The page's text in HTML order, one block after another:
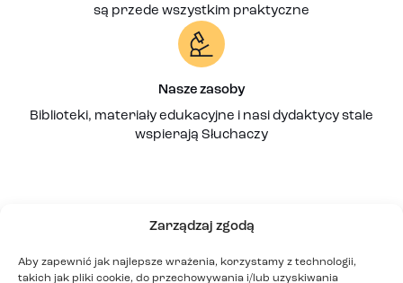
Zarządzaj zgodą
Aby zapewnić jak najlepsze wrażenia, korzystamy z technologii,
takich jak pliki cookie, do przechowywania i/lub uzyskiwania
są przede wszystkim praktyczne
Nasze zasoby
Biblioteki, materiały edukacyjne i nasi dydaktycy stale
wspierają Słuchaczy